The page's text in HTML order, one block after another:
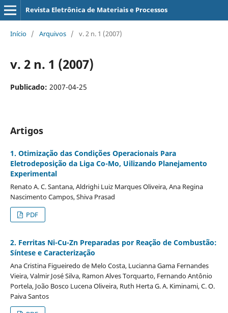
Revista Eletrônica de Materiais e Processos
Início / Arquivos / v. 2 n. 1 (2007)
v. 2 n. 1 (2007)
Publicado: 2007-04-25
Artigos
1. Otimização das Condições Operacionais Para
Eletrodeposição da Liga Co-Mo, Uilizando Planejamento
Experimental
Renato A. C. Santana, Aldrighi Luiz Marques Oliveira, Ana Regina
Nascimento Campos, Shiva Prasad
PDF
2. Ferritas Ni-Cu-Zn Preparadas por Reação de Combustão:
Síntese e Caracterização
Ana Cristina Figueiredo de Melo Costa, Lucianna Gama Fernandes
Vieira, Valmir José Silva, Ramon Alves Torquarto, Fernando Antônio
Portela, João Bosco Lucena Oliveira, Ruth Herta G. A. Kiminami, C. O.
Paiva Santos